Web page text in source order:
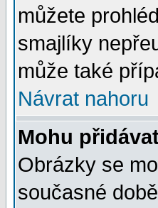
můžete
smajlíky
může také
Návrat nahoru
Mohu
Obrázky se
současné